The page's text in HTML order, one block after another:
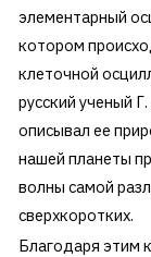
элементарный
котором
клеточной
русский ученый
описывал ее
нашей планеты
волны самой
сверхкоротких.
Благодаря этим